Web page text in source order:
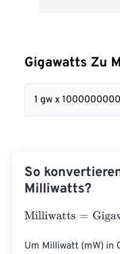
Gigawatts Zu
1 gw x
So
Milliwatts?
Milliwatts=Gigawatts
Um Milliwatt (mW) in